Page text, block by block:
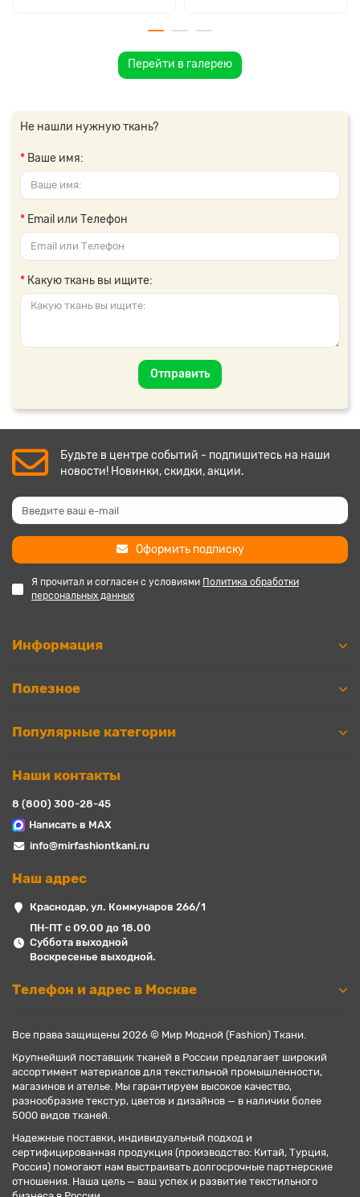
Перейти в галерею
Не нашли нужную ткань?
Ваше имя:
Email или Телефон
Какую ткань вы ищите:
Отправить
Будьте в центре событий - подпишитесь на наши
новости! Новинки, скидки, акции.
Оформить подписку
Я прочитал и согласен с условиями Политика обработки
персональных данных
Информация
Полезное
Популярные категории
Наши контакты
8 (800) 300-28-45
Написать в MAX
info@mirfashiontkani.ru
Наш адрес
Краснодар, ул. Коммунаров 266/1
ПН-ПТ с 09.00 до 18.00
Суббота выходной
Воскресенье выходной.
Телефон и адрес в Москве
Все права защищены 2026 © Мир Модной (Fashion) Ткани.
Крупнейший поставщик тканей в России предлагает широкий
ассортимент материалов для текстильной промышленности,
магазинов и ателье. Мы гарантируем высокое качество,
разнообразие текстур, цветов и дизайнов — в наличии более
5000 видов тканей.
Надежные поставки, индивидуальный подход и
сертифицированная продукция (производство: Китай, Турция,
Россия) помогают нам выстраивать долгосрочные партнерские
отношения. Наша цель — ваш успех и развитие текстильного